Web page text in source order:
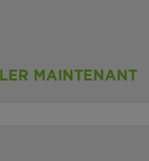
MAINTENANT